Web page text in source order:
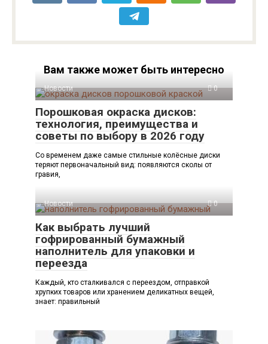
Вам также может быть интересно
Новости 0
Порошковая окраска дисков:
технология, преимущества и
советы по выбору в 2026 году
Со временем даже самые стильные колёсные диски
теряют первоначальный вид: появляются сколы от
гравия,
Новости 0
Как выбрать лучший
гофрированный бумажный
наполнитель для упаковки и
переезда
Каждый, кто сталкивался с переездом, отправкой
хрупких товаров или хранением деликатных вещей,
знает: правильный